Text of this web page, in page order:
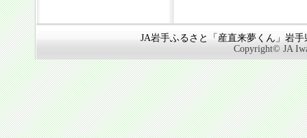
JA岩手ふるさと「産直来夢くん」岩
Copyright© JA